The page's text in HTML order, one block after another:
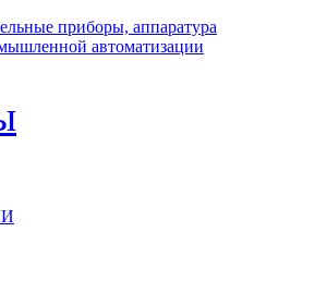
приборы, аппаратура
автоматизации